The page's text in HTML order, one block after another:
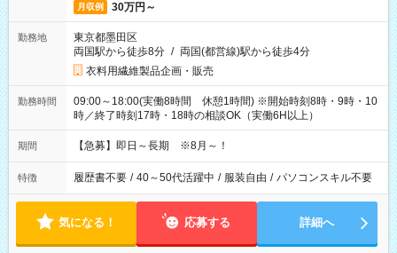
月収例 30万円～
勤務地
東京都墨田区
両国駅から徒歩8分 / 両国(都営線)駅から徒歩4分
衣料用繊維製品企画・販売
勤務時間
09:00～18:00(実働8時間 休憩1時間) ※開始時刻8時・9時・10
時／終了時刻17時・18時の相談OK（実働6H以上）
期間 【急募】即日～長期 ※8月～！
特徴 履歴書不要 / 40～50代活躍中 / 服装自由 / パソコンスキル不要
気になる！ 応募する 詳細へ